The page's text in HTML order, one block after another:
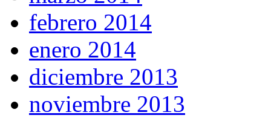
febrero 2014
enero 2014
diciembre 2013
noviembre 2013